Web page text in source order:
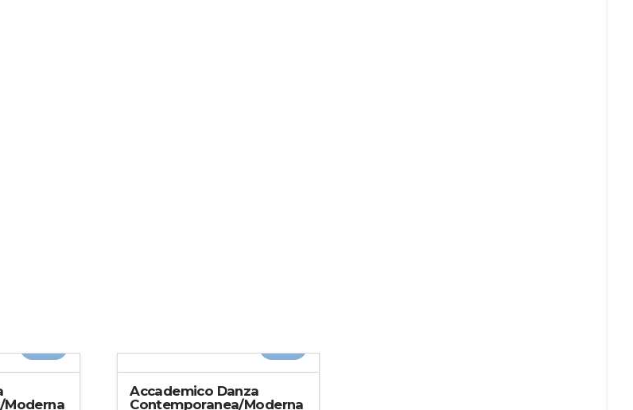
Moderna
Accademico Danza
Contemporanea/Moderna